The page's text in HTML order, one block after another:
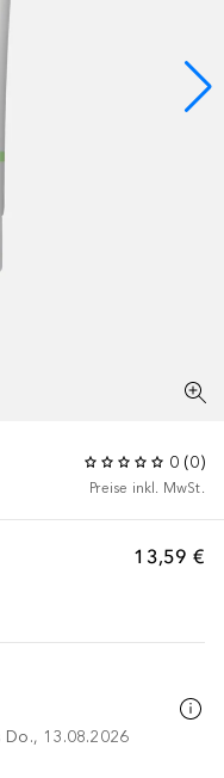
0 (0)
Preise inkl. MwSt.
13,59 €
Do., 13.08.2026